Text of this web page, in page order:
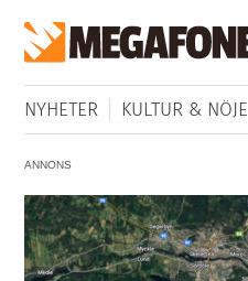
NYHETER KULTUR & NÖJE
ANNONS